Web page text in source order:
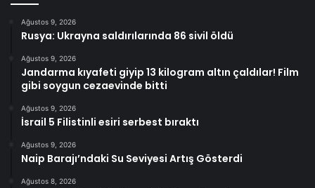
Ağustos 9, 2026
Rusya: Ukrayna saldırılarında 86 sivil öldü
Ağustos 9, 2026
Jandarma kıyafeti giyip 13 kilogram altın çaldılar! Film
gibi soygun cezaevinde bitti
Ağustos 9, 2026
İsrail 5 Filistinli esiri serbest bıraktı
Ağustos 9, 2026
Naip Barajı’ndaki Su Seviyesi Artış Gösterdi
Ağustos 8, 2026